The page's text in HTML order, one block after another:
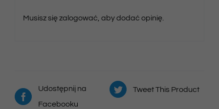
Musisz sięzalogować , aby dodać opinię.
Udostępnij na
Facebooku
Tweet This Product